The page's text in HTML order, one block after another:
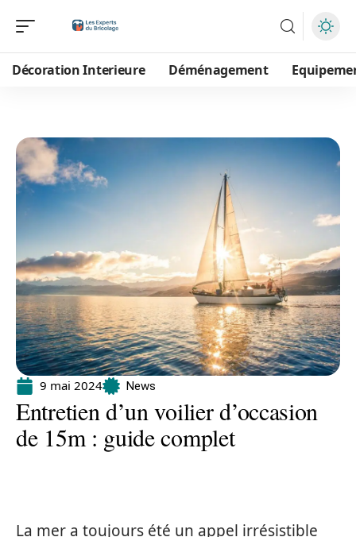
Décoration Interieure Déménagement
9 mai 2024 News
Entretien d’un voilier d’occasion
de 15m : guide complet
La mer a toujours été un appel irrésistible